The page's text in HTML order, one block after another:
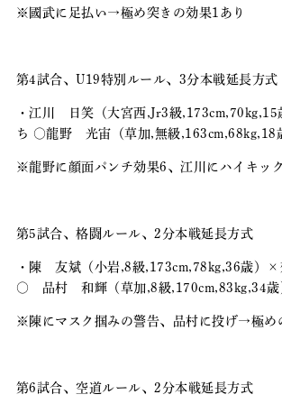
※國武に足払い→極め突きの効果1あり
第4試合、U19特別ルール、3分本戦延長方式
・江川 日笑（大宮西,Jr3級
ち 〇龍野 光宙（草加,無級,163cm,68kg,18
※龍野に顔面パンチ効果6、江川にハイキッ
第5試合、格闘ルール、2分本戦延長方式
・陳 友斌（小岩,8級,173cm,78kg,36歳）×
〇 品村 和輝（草加,8級,170cm,83kg,34歳
※陳にマスク掴みの警告、品村に投げ→極め
第6試合、空道ルール、2分本戦延長方式